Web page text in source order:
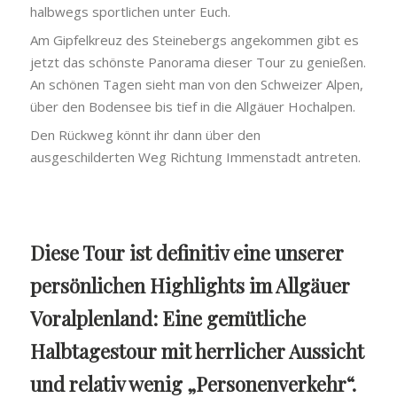
halbwegs sportlichen unter Euch.
Am Gipfelkreuz des Steinebergs angekommen gibt es
jetzt das schönste Panorama dieser Tour zu genießen.
An schönen Tagen sieht man von den Schweizer Alpen,
über den Bodensee bis tief in die Allgäuer Hochalpen.
Den Rückweg könnt ihr dann über den
ausgeschilderten Weg Richtung Immenstadt antreten.
Diese Tour ist definitiv eine unserer
persönlichen Highlights im Allgäuer
Voralplenland: Eine gemütliche
Halbtagestour mit herrlicher Aussicht
und relativ wenig „Personenverkehr“.